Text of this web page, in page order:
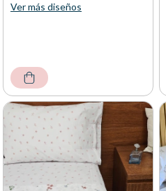
Ver más diseños